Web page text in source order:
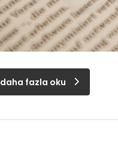
daha fazla oku